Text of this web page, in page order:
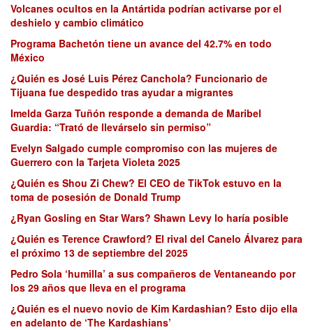
Volcanes ocultos en la Antártida podrían activarse por el
deshielo y cambio climático
Programa Bachetón tiene un avance del 42.7% en todo
México
¿Quién es José Luis Pérez Canchola? Funcionario de
Tijuana fue despedido tras ayudar a migrantes
Imelda Garza Tuñón responde a demanda de Maribel
Guardia: “Trató de llevárselo sin permiso”
Evelyn Salgado cumple compromiso con las mujeres de
Guerrero con la Tarjeta Violeta 2025
¿Quién es Shou Zi Chew? El CEO de TikTok estuvo en la
toma de posesión de Donald Trump
¿Ryan Gosling en Star Wars? Shawn Levy lo haría posible
¿Quién es Terence Crawford? El rival del Canelo Álvarez para
el próximo 13 de septiembre del 2025
Pedro Sola ‘humilla’ a sus compañeros de Ventaneando por
los 29 años que lleva en el programa
¿Quién es el nuevo novio de Kim Kardashian? Esto dijo ella
en adelanto de ‘The Kardashians’